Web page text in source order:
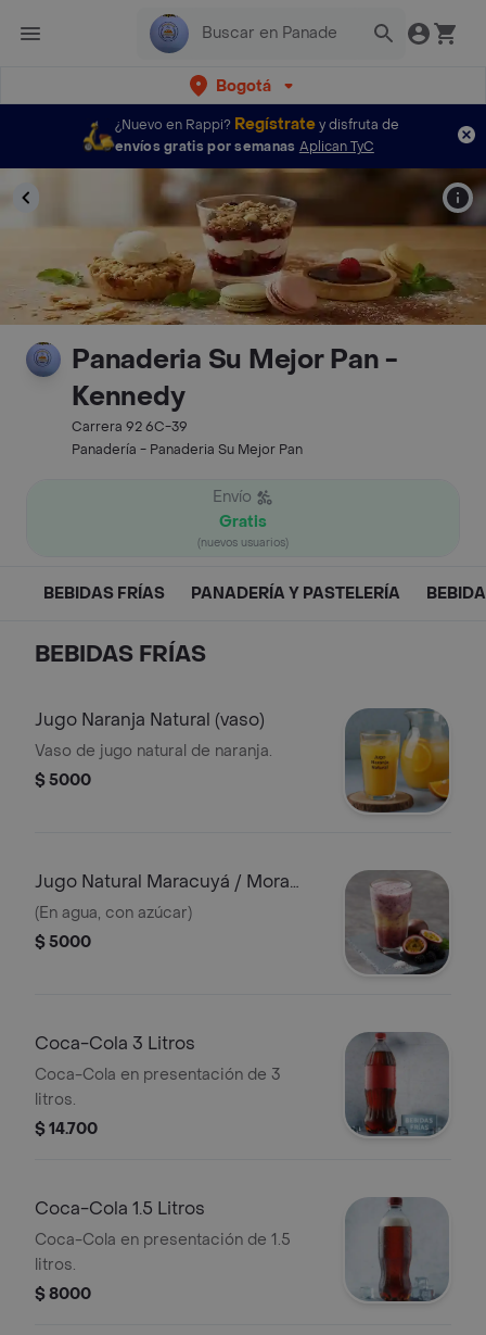
Bogotá
¿Nuevo en Rappi? Regístratey disfruta de
envíos gratis por semanas Aplican TyC
Panaderia Su Mejor Pan -
Kennedy
Carrera 92 6C-39
Panadería - Panaderia Su Mejor Pan
Envío
Gratis
(nuevos usuarios)
BEBIDAS FRÍAS PANADERÍA Y PASTELERÍA
BEBIDAS FRÍAS
Jugo Naranja Natural (vaso)
Vaso de jugo natural de naranja.
$ 5000
Jugo Natural Maracuyá / Mora
(vaso)
(En agua, con azúcar)
$ 5000
Coca-Cola 3 Litros
Coca-Cola en presentación de 3
litros.
$ 14.700
Coca-Cola 1.5 Litros
Coca-Cola en presentación de 1.5
litros.
$ 8000